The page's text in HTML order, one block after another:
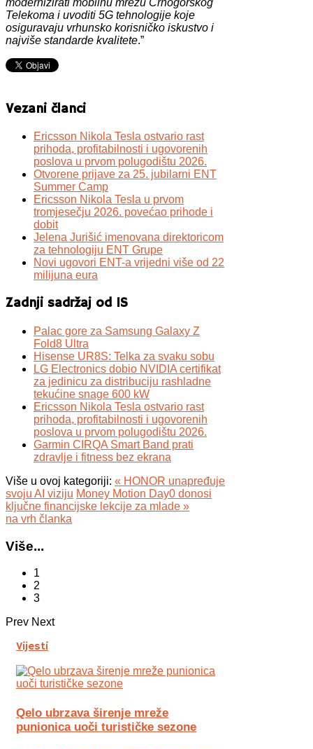
modernizirati mobilnu mrežu Crnogorskog
Telekoma i uvoditi 5G tehnologije koje
osiguravaju vrhunsko korisničko iskustvo i
najviše standarde kvalitete.”
Vezani članci
Ericsson Nikola Tesla ostvario rast
prihoda, profitabilnosti i ugovorenih
poslova u prvom polugodištu 2026.
Otvorene prijave za 25. jubilarni ENT
Summer Camp
Ericsson Nikola Tesla u prvom
tromjesečju 2026. povećao prihode i
dobit
Jelena Jurišić imenovana direktoricom
za tehnologiju ENT Grupe
Novi ugovori ENT-a vrijedni više od 22
milijuna eura
Zadnji sadržaj od IS
Palac gore za Samsung Galaxy Z
Fold8 Ultra
Hisense UR8S: Telka za svaku sobu
LG Electronics dobio NVIDIA certifikat
za jedinicu za distribuciju rashladne
tekućine snage 600 kW
Ericsson Nikola Tesla ostvario rast
prihoda, profitabilnosti i ugovorenih
poslova u prvom polugodištu 2026.
Garmin CIRQA Smart Band prati
zdravlje i fitness bez ekrana
Više u ovoj kategoriji: « HONOR unapređuje
svoju AI viziju Money Motion Day0 donosi
ključne financijske lekcije za mlade »
na vrh članka
Više...
1
2
3
Prev Next
Vijesti
Qelo ubrzava širenje mreže
punionica uoči turističke sezone